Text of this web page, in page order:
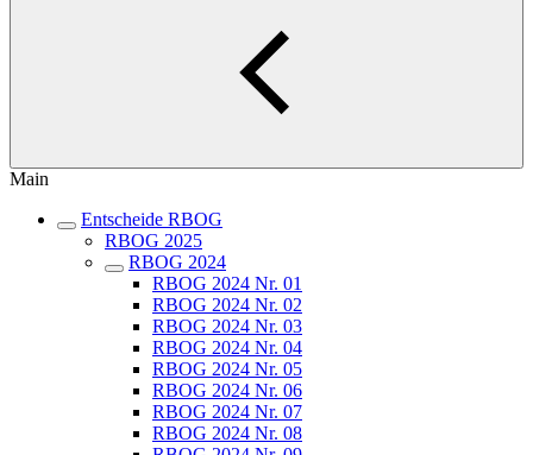
Main
Entscheide RBOG
RBOG 2025
RBOG 2024
RBOG 2024 Nr. 01
RBOG 2024 Nr. 02
RBOG 2024 Nr. 03
RBOG 2024 Nr. 04
RBOG 2024 Nr. 05
RBOG 2024 Nr. 06
RBOG 2024 Nr. 07
RBOG 2024 Nr. 08